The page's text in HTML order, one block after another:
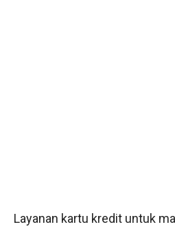
Layanan kartu kredit untuk